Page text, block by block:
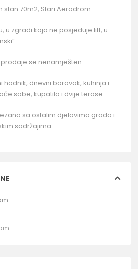
70m2, Stari Aerodrom.
u zgradi koja ne posjeduje lift, u
se nenamješten.
hodnik, dnevni boravak, kuhinja i
sobe, kupatilo i dvije terase.
sa ostalim djelovima grada i
sadržajima.